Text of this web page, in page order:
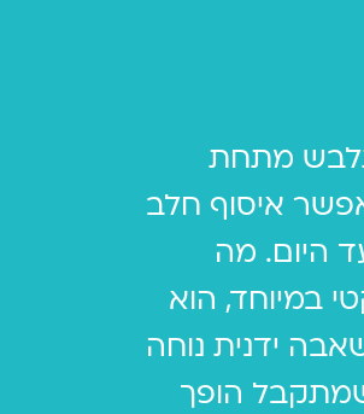
מתחת
איסוף חלב
היום. מה
במיוחד, הוא
ידנית נוחה
הופך